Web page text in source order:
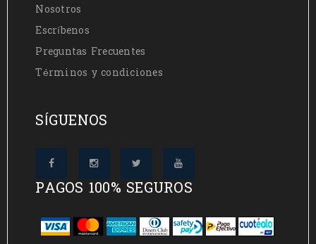
Nosotros
Escríbenos
Preguntas Frecuentes
Términos y condiciones
SÍGUENOS
PAGOS 100% SEGUROS